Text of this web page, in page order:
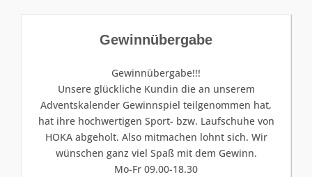
Gewinnübergabe
Gewinnübergabe!!!
Unsere glückliche Kundin die an unserem
Adventskalender Gewinnspiel teilgenommen hat,
hat ihre hochwertigen Sport- bzw. Laufschuhe von
HOKA abgeholt. Also mitmachen lohnt sich. Wir
wünschen ganz viel Spaß mit dem Gewinn.
Mo-Fr 09.00-18.30